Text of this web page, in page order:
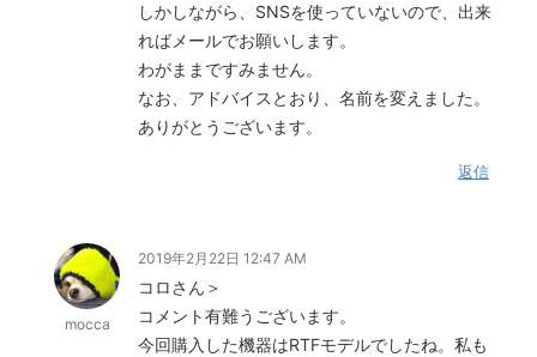
しかしながら、SNSを使っていないので、出来
ればメールでお願いします。
わがままですみません。
なお、アドバイスとおり、名前を変えました。
ありがとうございます。
返信
mocca
2019年2月22日 12:47 AM
コロさん＞
コメント有難うございます。
今回購入した機器はRTFモデルでしたね。私も